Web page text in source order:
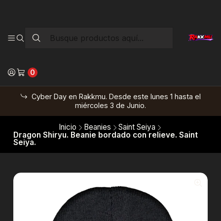
0
Cyber Day en Rakkmu. Desde este lunes 1 hasta el
miércoles 3 de Junio.
Inicio Beanies
Saint Seiya
Dragon Shiryu. Beanie bordado con relieve. Saint
Seiya.